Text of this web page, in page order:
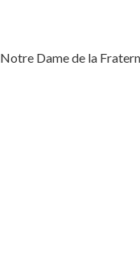
Notre Dame de la